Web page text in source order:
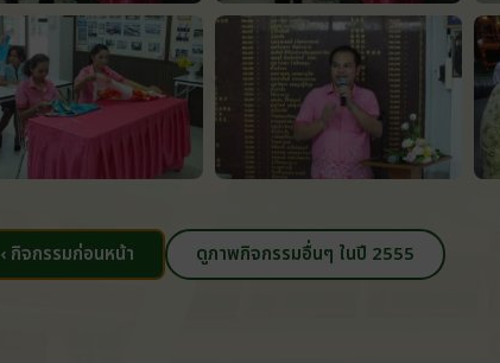
‹ กิจกรรมก่อนหน้า ดูภาพกิจกรรมอื่นๆ ในปี 2555